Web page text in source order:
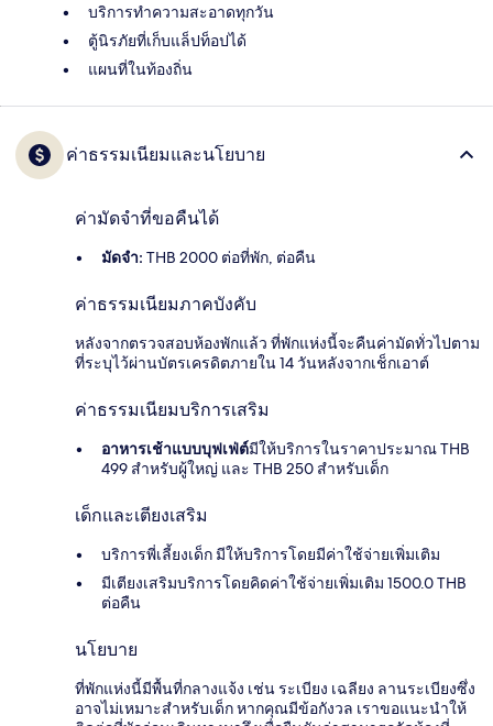
บริการทำความสะอาดทุกวัน
ตู้นิรภัยที่เก็บแล็ปท็อปได้
แผนที่ในท้องถิ่น
ค่าธรรมเนียมและนโยบาย
ค่ามัดจำที่ขอคืนได้
มัดจำ: THB 2000 ต่อที่พัก, ต่อคืน
ค่าธรรมเนียมภาคบังคับ
หลังจากตรวจสอบห้องพักแล้ว ที่พักแห่งนี้จะคืนค่ามัดทั่วไปตาม
ที่ระบุไว้ผ่านบัตรเครดิตภายใน 14 วันหลังจากเช็กเอาต์
ค่าธรรมเนียมบริการเสริม
อาหารเช้าแบบบุฟเฟ่ต์มีให้บริการในราคาประมาณ THB
499 สำหรับผู้ใหญ่ และ THB 250 สำหรับเด็ก
เด็กและเตียงเสริม
บริการพี่เลี้ยงเด็ก มีให้บริการโดยมีค่าใช้จ่ายเพิ่มเติม
มีเตียงเสริมบริการโดยคิดค่าใช้จ่ายเพิ่มเติม 1500.0 THB
ต่อคืน
นโยบาย
ที่พักแห่งนี้มีพื้นที่กลางแจ้ง เช่น ระเบียง เฉลียง ลานระเบียงซึ่ง
อาจไม่เหมาะสำหรับเด็ก หากคุณมีข้อกังวล เราขอแนะนำให้